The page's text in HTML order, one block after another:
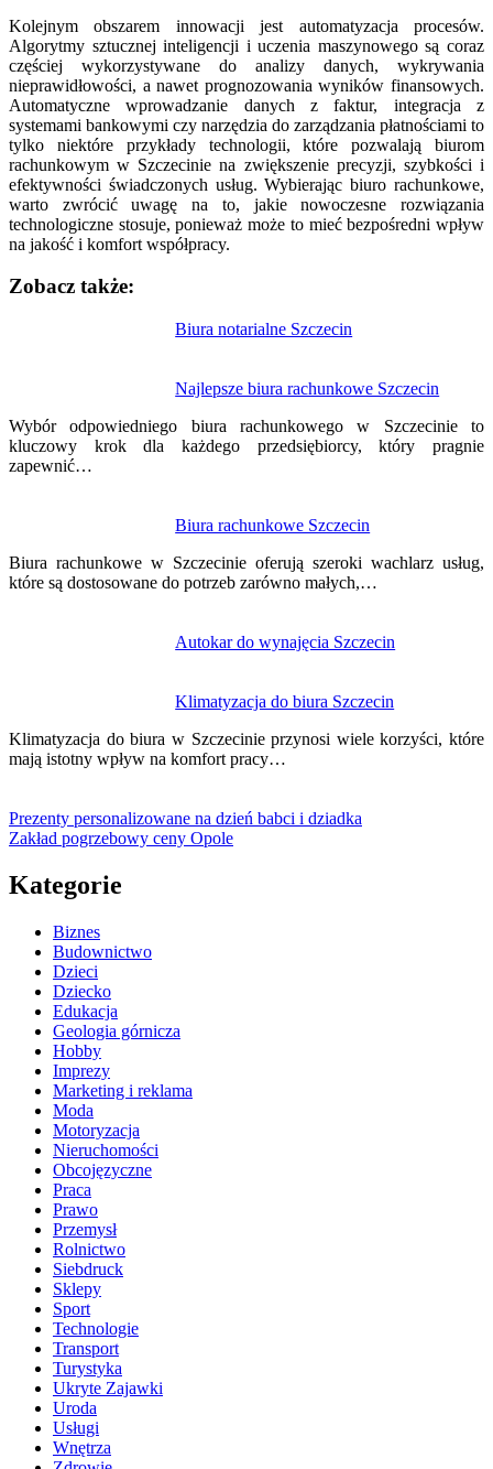
Kolejnym obszarem innowacji jest automatyzacja procesów.
Algorytmy sztucznej inteligencji i uczenia maszynowego są coraz
częściej wykorzystywane do analizy danych, wykrywania
nieprawidłowości, a nawet prognozowania wyników finansowych.
Automatyczne wprowadzanie danych z faktur, integracja z
systemami bankowymi czy narzędzia do zarządzania płatnościami to
tylko niektóre przykłady technologii, które pozwalają biurom
rachunkowym w Szczecinie na zwiększenie precyzji, szybkości i
efektywności świadczonych usług. Wybierając biuro rachunkowe,
warto zwrócić uwagę na to, jakie nowoczesne rozwiązania
technologiczne stosuje, ponieważ może to mieć bezpośredni wpływ
na jakość i komfort współpracy.
Zobacz także:
Biura notarialne Szczecin
Najlepsze biura rachunkowe Szczecin
Wybór odpowiedniego biura rachunkowego w Szczecinie to
kluczowy krok dla każdego przedsiębiorcy, który pragnie
zapewnić…
Biura rachunkowe Szczecin
Biura rachunkowe w Szczecinie oferują szeroki wachlarz usług,
które są dostosowane do potrzeb zarówno małych,…
Autokar do wynajęcia Szczecin
Klimatyzacja do biura Szczecin
Klimatyzacja do biura w Szczecinie przynosi wiele korzyści, które
mają istotny wpływ na komfort pracy…
Prezenty personalizowane na dzień babci i dziadka
Zakład pogrzebowy ceny Opole
Kategorie
Biznes
Budownictwo
Dzieci
Dziecko
Edukacja
Geologia górnicza
Hobby
Imprezy
Marketing i reklama
Moda
Motoryzacja
Nieruchomości
Obcojęzyczne
Praca
Prawo
Przemysł
Rolnictwo
Siebdruck
Sklepy
Sport
Technologie
Transport
Turystyka
Ukryte Zajawki
Uroda
Usługi
Wnętrza